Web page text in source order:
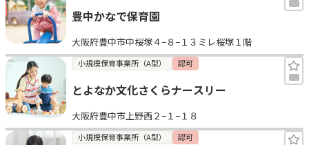
豊中かなで保育園
大阪府豊中市中桜塚４−８−１３ミレ桜塚１階
小規模保育事業所（A型） 認可
とよなか文化さくらナースリー
大阪府豊中市上野西２−１−１８
小規模保育事業所（A型） 認可